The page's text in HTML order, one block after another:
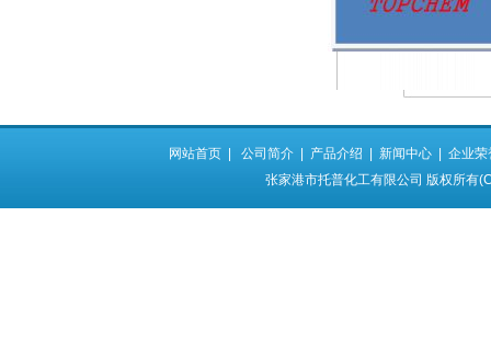
网站首页 公司简介 产品介绍 新闻中心
企业荣
张家港市托普化工有限公司 版权所有